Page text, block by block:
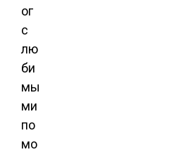
ог
с
лю
би
мы
ми
по
мо